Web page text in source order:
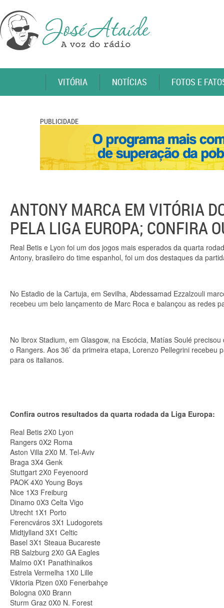
VITÓRIA NOTÍCIAS FOTOS E
PUBLICIDADE
ANTONY MARCA EM VITÓRIA
PELA LIGA EUROPA; CONFIRA
Real Betis e Lyon foi um dos jogos mais esperados da quarta
Antony, brasileiro do time espanhol, foi um dos destaques da
No Estadio de la Cartuja, em Sevilha, Abdessamad Ezzalzouli
recebeu um belo lançamento de Marc Roca e balançou as redes
No Ibrox Stadium, em Glasgow, na Escócia, Matías Soulé
o Rangers. Aos 36’ da primeira etapa, Lorenzo Pellegrini
para os italianos.
Confira outros resultados da quarta rodada da Liga Europa:
Real Betis 2X0 Lyon
Rangers 0X2 Roma
Aston Villa 2X0 M. Tel-Aviv
Braga 3X4 Genk
Stuttgart 2X0 Feyenoord
PAOK 4X0 Young Boys
Nice 1X3 Freiburg
Dinamo 0X3 Celta Vigo
Utrecht 1X1 Porto
Ferencváros 3X1 Ludogorets
Midtjylland 3X1 Celtic
Basel 3X1 Steaua Bucareste
RB Salzburg 2X0 GA Eagles
Malmo 0X1 Panathinaikos
Estrela Vermelha 1X0 Lille
Viktoria Plzen 0X0 Fenerbahçe
Bologna 0X0 Brann
Sturm Graz 0X0 N. Forest